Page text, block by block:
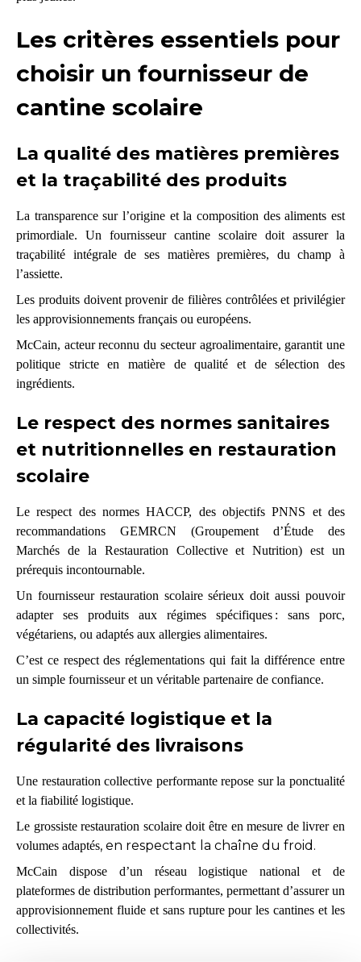
Les critères essentiels pour
choisir un fournisseur de
cantine scolaire
La qualité des matières premières
et la traçabilité des produits
La transparence sur l’origine et la composition des aliments est
primordiale. Un fournisseur cantine scolaire doit assurer la
traçabilité intégrale de ses matières premières, du champ à
l’assiette.
Les produits doivent provenir de filières contrôlées et privilégier
les approvisionnements français ou européens.
McCain, acteur reconnu du secteur agroalimentaire, garantit une
politique stricte en matière de qualité et de sélection des
ingrédients.
Le respect des normes sanitaires
et nutritionnelles en restauration
scolaire
Le respect des normes HACCP, des objectifs PNNS et des
recommandations GEMRCN (Groupement d’Étude des
Marchés de la Restauration Collective et Nutrition) est un
prérequis incontournable.
Un fournisseur restauration scolaire sérieuxdoit aussi pouvoir
adapter ses produits aux régimes spécifiques : sans porc,
végétariens, ou adaptés aux allergies alimentaires.
C’est ce respect des réglementations qui fait la différence entre
un simple fournisseur et un véritable partenaire de confiance.
La capacité logistique et la
régularité des livraisons
Une restauration collective performante repose sur la ponctualité
et la fiabilité logistique.
Le grossiste restauration scolaire doit être en mesure de livrer en
volumes adaptés, en respectant la chaîne du froid.
McCain dispose d’un réseau logistique national et de
plateformes de distribution performantes, permettant d’assurer un
approvisionnement fluide et sans rupture pour les cantines et les
collectivités.